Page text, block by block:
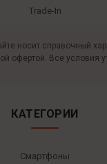
Trade-In
носит справочный
офертой. Все условия
КАТЕГОРИИ
Смартфоны